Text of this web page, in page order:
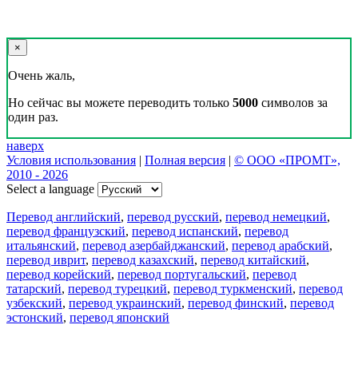
×
Очень жаль,
Но сейчас вы можете переводить только 5000 символов за
один раз.
наверх
Условия использования | Полная версия | © ООО «ПРОМТ»,
2010 - 2026
Select a language
Перевод английский, перевод русский, перевод немецкий,
перевод французский, перевод испанский, перевод
итальянский, перевод азербайджанский, перевод арабский,
перевод иврит, перевод казахский, перевод китайский,
перевод корейский, перевод португальский, перевод
татарский, перевод турецкий, перевод туркменский, перевод
узбекский, перевод украинский, перевод финский, перевод
эстонский, перевод японский